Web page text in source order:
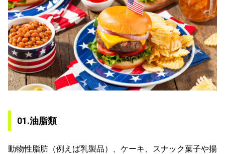
01.油脂類
動物性脂肪（例えば乳製品）、ケーキ、スナック菓子や揚